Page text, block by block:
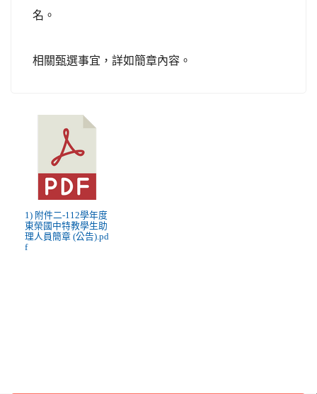
名。
相關甄選事宜，詳如簡章內容。
1) 附件二-112學年度
東榮國中特教學生助
理人員簡章 (公告).pd
f